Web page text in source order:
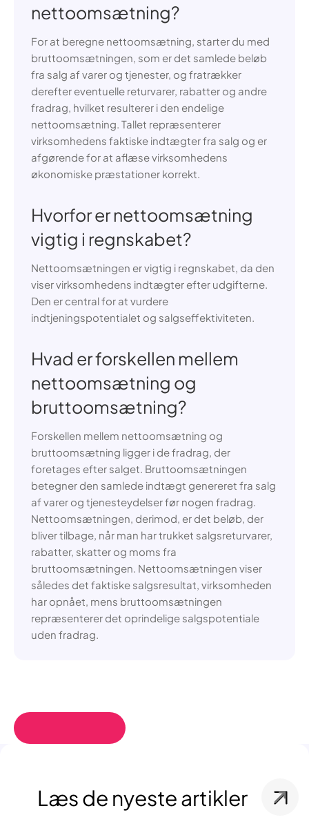
nettoomsætning?
For at beregne nettoomsætning, starter du med
bruttoomsætningen, som er det samlede beløb
fra salg af varer og tjenester, og fratrækker
derefter eventuelle returvarer, rabatter og andre
fradrag, hvilket resulterer i den endelige
nettoomsætning. Tallet repræsenterer
virksomhedens faktiske indtægter fra salg og er
afgørende for at aflæse virksomhedens
økonomiske præstationer korrekt.
Hvorfor er nettoomsætning
vigtig i regnskabet?
Nettoomsætningen er vigtig i regnskabet, da den
viser virksomhedens indtægter efter udgifterne.
Den er central for at vurdere
indtjeningspotentialet og salgseffektiviteten.
Hvad er forskellen mellem
nettoomsætning og
bruttoomsætning?
Forskellen mellem nettoomsætning og
bruttoomsætning ligger i de fradrag, der
foretages efter salget. Bruttoomsætningen
betegner den samlede indtægt genereret fra salg
af varer og tjenesteydelser før nogen fradrag.
Nettoomsætningen, derimod, er det beløb, der
bliver tilbage, når man har trukket salgsreturvarer,
rabatter, skatter og moms fra
bruttoomsætningen. Nettoomsætningen viser
således det faktiske salgsresultat, virksomheden
har opnået, mens bruttoomsætningen
repræsenterer det oprindelige salgspotentiale
uden fradrag.
Læs de nyeste artikler